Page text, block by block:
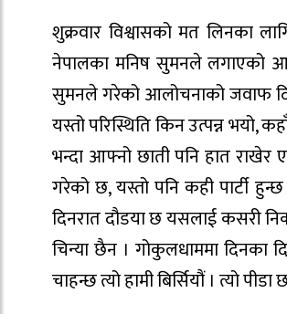
शुक्रवार विश्वासको मत लिनका
नेपालका मनिष सुमनले लगाएको
सुमनले गरेको आलोचनाको जवाफ
यस्तो परिस्थिति किन उत्पन्न
भन्दा आफ्नो छाती पनि हात
गरेको छ, यस्तो पनि कही पार्टी
दिनरात दौडया छ यसलाई कसरी
चिन्या छैन । गोकुलधाममा दिनका
चाहन्छ त्यो हामी बिर्सियौं । त्यो